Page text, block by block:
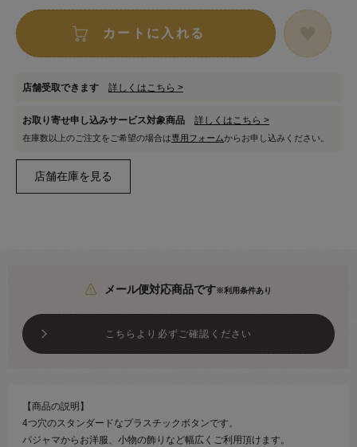
カートに入れる
店舗受取できます 詳しくはこちら >
お取り寄せ申し込みサービス対象商品 詳しくはこちら >
在庫数以上のご注文をご希望の場合は専用フォームからお申し込みください。
メール便対応商品です※利用条件あり
こちらより必ずご確認ください
【商品の説明】
4つ穴のスタンダードなプラスチックボタンです。
パジャマからお洋服、小物の飾りなど幅広くご利用頂けます。